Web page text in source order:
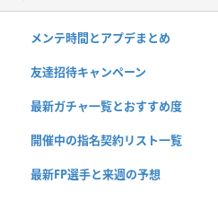
メンテ時間とアプデまとめ
友達招待キャンペーン
最新ガチャ一覧とおすすめ度
開催中の指名契約リスト一覧
最新FP選手と来週の予想